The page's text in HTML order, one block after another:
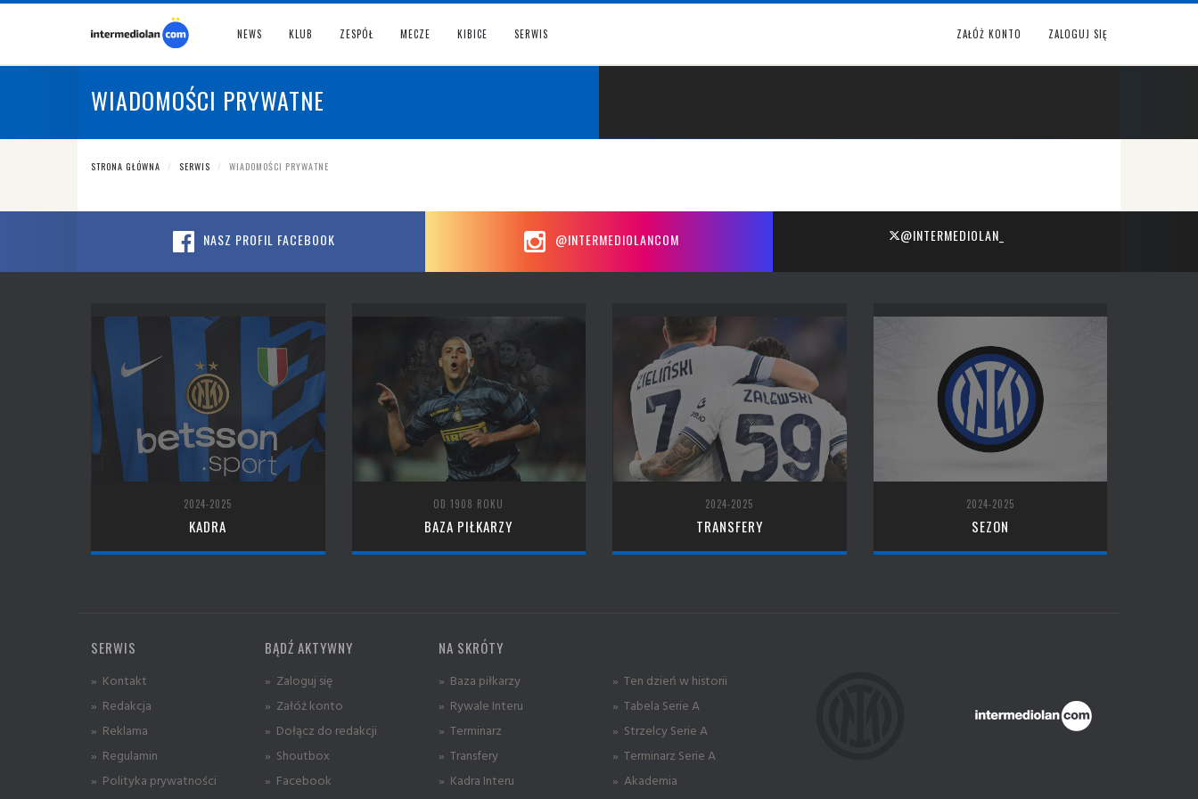
NEWS KLUB ZESPÓŁ MECZE KIBICE SERWIS ZAŁÓŻ KONTO ZALOGUJ SIĘ
WIADOMOŚCI PRYWATNE
STRONA GŁÓWNA SERWIS WIADOMOŚCI PRYWATNE
NASZ PROFIL FACEBOOK @INTERMEDIOLANCOM @INTERMEDIOLAN_
2024-2025
KADRA
OD 1908 ROKU
BAZA PIŁKARZY
2024-2025
TRANSFERY
2024-2025
SEZON
SERWIS
» Kontakt
» Redakcja
» Reklama
» Regulamin
» Polityka prywatności
BĄDŹ AKTYWNY
» Zaloguj się
» Załóż konto
» Dołącz do redakcji
» Shoutbox
» Facebook
NA SKRÓTY
» Baza piłkarzy
» Rywale Interu
» Terminarz
» Transfery
» Kadra Interu
» Ten dzień w historii
» Tabela Serie A
» Strzelcy Serie A
» Terminarz Serie A
» Akademia